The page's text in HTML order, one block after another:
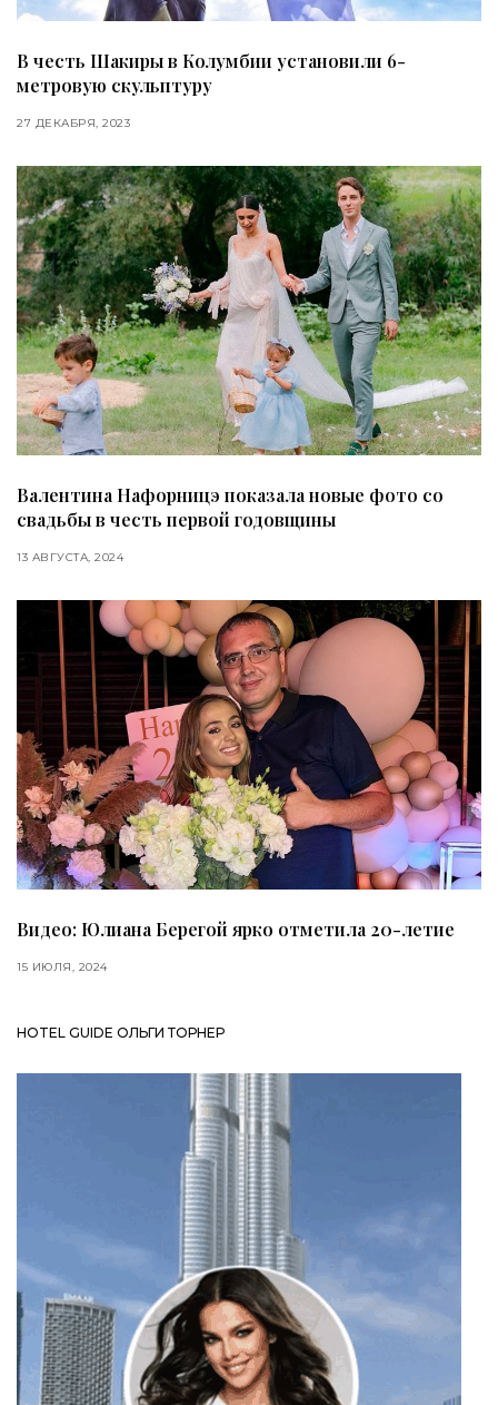
В честь Шакиры в Колумбии установили 6-
метровую скульптуру
27 ДЕКАБРЯ, 2023
Валентина Нафорницэ показала новые фото со
свадьбы в честь первой годовщины
13 АВГУСТА, 2024
Видео: Юлиана Берегой ярко отметила 20-летие
15 ИЮЛЯ, 2024
HOTEL GUIDE ОЛЬГИ ТОРНЕР